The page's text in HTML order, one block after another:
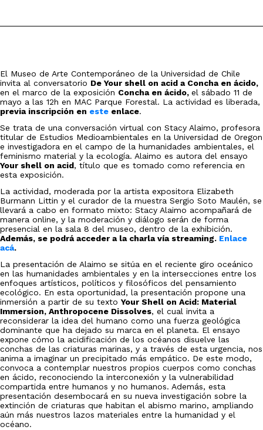
El Museo de Arte Contemporáneo de la Universidad de Chile
invita al conversatorio De Your shell on acid a Concha en ácido,
en el marco de la exposición Concha en ácido, el sábado 11 de
mayo a las 12h en MAC Parque Forestal. La actividad es liberada,
previa inscripción en este enlace.
Se trata de una conversación virtual con Stacy Alaimo, profesora
titular de Estudios Medioambientales en la Universidad de Oregon
e investigadora en el campo de la humanidades ambientales, el
feminismo material y la ecología. Alaimo es autora del ensayo
Your shell on acid, título que es tomado como referencia en
esta exposición.
La actividad, moderada por la artista expositora Elizabeth
Burmann Littin y el curador de la muestra Sergio Soto Maulén, se
llevará a cabo en formato mixto: Stacy Alaimo acompañará de
manera online, y la moderación y diálogo serán de forma
presencial en la sala 8 del museo, dentro de la exhibición.
Además, se podrá acceder a la charla vía streaming. Enlace
acá.
La presentación de Alaimo se sitúa en el reciente giro oceánico
en las humanidades ambientales y en la intersecciones entre los
enfoques artísticos, políticos y filosóficos del pensamiento
ecológico. En esta oportunidad, la presentación propone una
inmersión a partir de su texto Your Shell on Acid: Material
Immersion, Anthropocene Dissolves, el cual invita a
reconsiderar la idea del humano como una fuerza geológica
dominante que ha dejado su marca en el planeta. El ensayo
expone cómo la acidificación de los océanos disuelve las
conchas de las criaturas marinas, y a través de esta urgencia, nos
anima a imaginar un precipitado más empático. De este modo,
convoca a contemplar nuestros propios cuerpos como conchas
en ácido, reconociendo la interconexión y la vulnerabilidad
compartida entre humanos y no humanos. Además, esta
presentación desembocará en su nueva investigación sobre la
extinción de criaturas que habitan el abismo marino, ampliando
aún más nuestros lazos materiales entre la humanidad y el
océano.